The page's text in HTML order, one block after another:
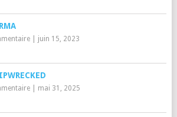
| juin 15, 2023
| mai 31, 2025